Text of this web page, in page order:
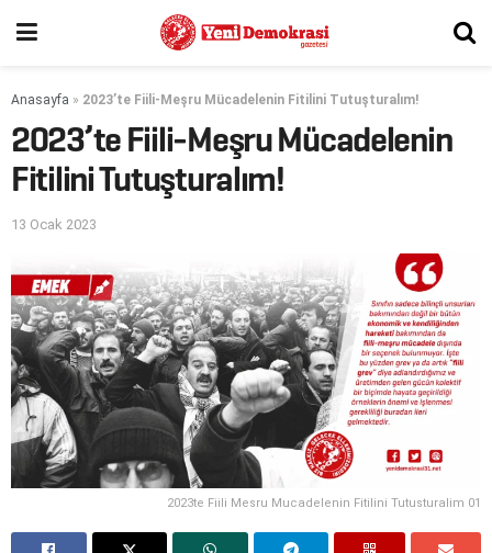
Anasayfa » 2023’te Fiili-Meşru Mücadelenin Fitilini Tutuşturalım!
2023’te Fiili-Meşru Mücadelenin
Fitilini Tutuşturalım!
13 Ocak 2023
2023te Fiili Mesru Mucadelenin Fitilini Tutusturalim 01